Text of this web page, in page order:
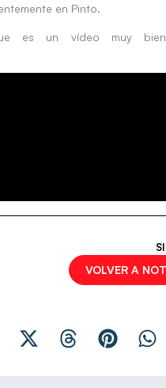
en Pinto.
es un vídeo muy
VOLVER A